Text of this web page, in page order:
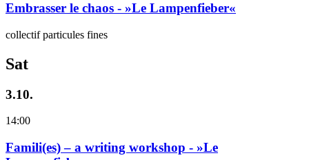
Embrasser le chaos - »Le Lampenfieber«
collectif particules fines
Sat
3.10.
14:00
Famili(es) – a writing workshop - »Le